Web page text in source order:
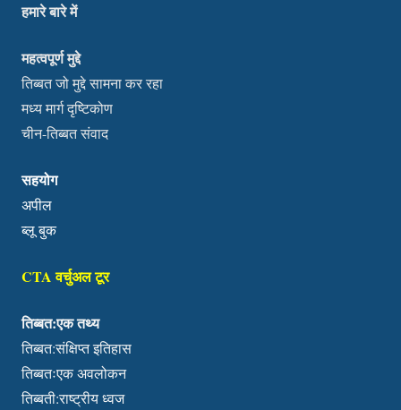
हमारे बारे में
महत्वपूर्ण मुद्दे
तिब्बत जो मुद्दे सामना कर रहा
मध्य मार्ग दृष्टिकोण
चीन-तिब्बत संवाद
सहयोग
अपील
ब्लू बुक
CTA वर्चुअल टूर
तिब्बत:एक तथ्य
तिब्बत:संक्षिप्त इतिहास
तिब्बतःएक अवलोकन
तिब्बती:राष्ट्रीय ध्वज